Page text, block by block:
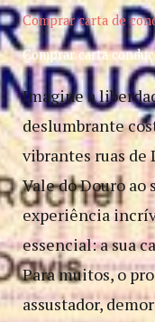
Comprar carta de
Comprar carta
Imagine a
deslumbrante
vibrantes ruas de
Vale do Douro ao
experiência
essencial: a sua
Para muitos, o
assustador,